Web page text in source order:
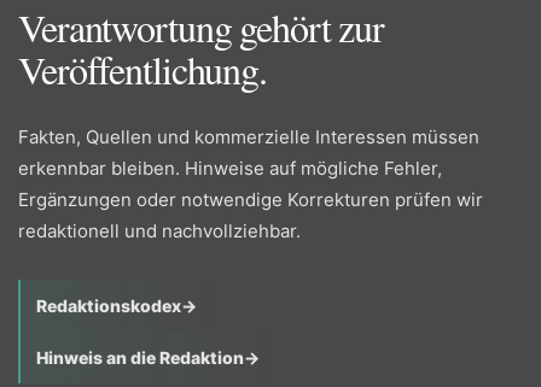
Verantwortung gehört zur
Veröffentlichung.
Fakten, Quellen und kommerzielle Interessen müssen
erkennbar bleiben. Hinweise auf mögliche Fehler,
Ergänzungen oder notwendige Korrekturen prüfen wir
redaktionell und nachvollziehbar.
Redaktionskodex→
Hinweis an die Redaktion→